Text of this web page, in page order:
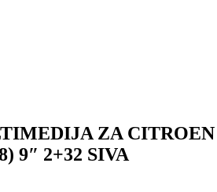
ZA CITROEN
9″ 2+32 SIVA